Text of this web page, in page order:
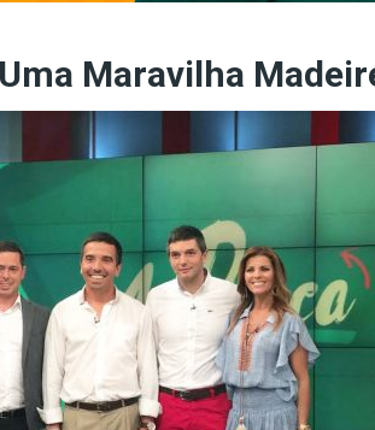
Maravilha